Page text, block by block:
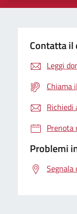
Contatta il
Leggi
Chiama
Richiedi
Prenota
Problemi
Segnala